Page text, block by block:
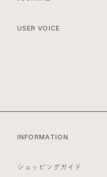
USER VOICE
INFORMATION
ショッピングガイド